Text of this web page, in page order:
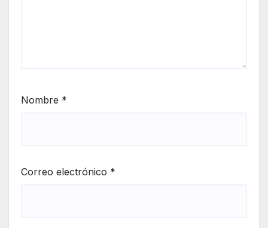
Nombre *
Correo electrónico *